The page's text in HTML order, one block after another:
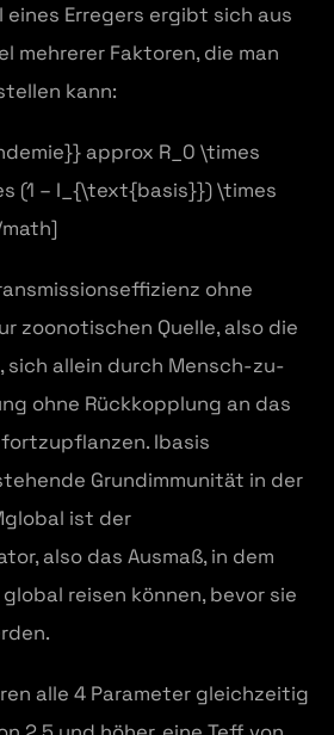
Erregers ergibt sich aus
mehrerer Faktoren, die man
kann:
approx R_0 \times
(1 – I_{\text{basis}}) \times
ohne
zoonotischen Quelle, also die
sich allein durch Mensch-zu-
ohne Rückkopplung an das
Ibasis
Grundimmunität in der
ist der
also das Ausmaß, in dem
reisen können, bevor sie
alle 4 Parameter gleichzeitig